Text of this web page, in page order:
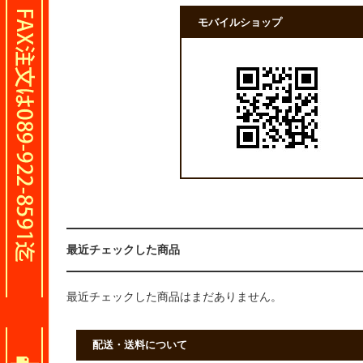
モバイルショップ
最近チェックした商品
最近チェックした商品はまだありません。
配送・送料について